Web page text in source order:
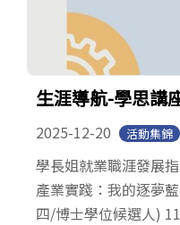
生涯導航-學思講
2025-12-20 活動集錦
學長姐就業職涯發展
產業實踐：我的逐夢
四/博士學位候選人)